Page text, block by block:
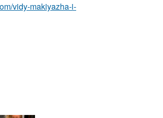
vidy-makiyazha-i-